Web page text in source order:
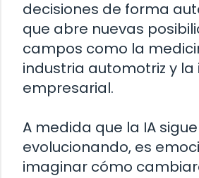
decisiones de forma
que abre nuevas
campos como la
industria automotriz y la
empresarial.
A medida que la IA sigue
evolucionando, es
imaginar cómo